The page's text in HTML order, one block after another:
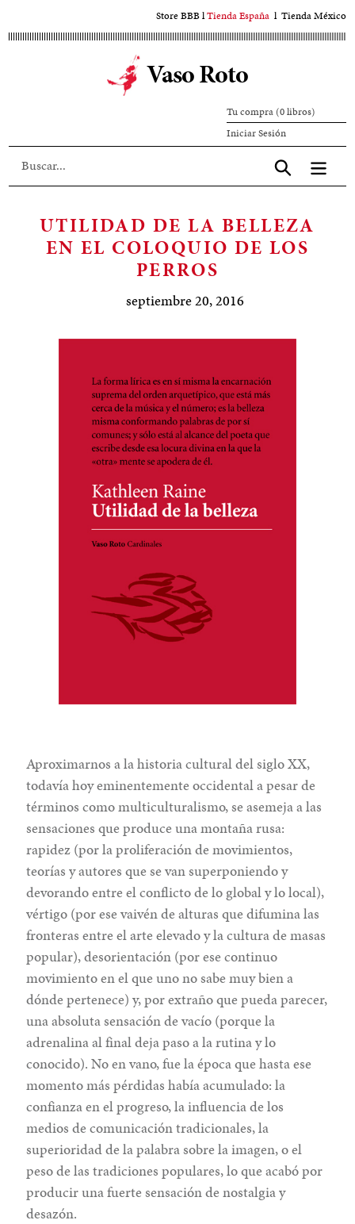
al
Store BBBlTienda España l Tienda México
Vaso Roto
Tu compra (0 libros)
Iniciar SesiónIniciar
sesión
Aceptar
UTILIDAD DE LA BELLEZA
EN EL COLOQUIO DE LOS
PERROS
septiembre 20, 2016
Aproximarnos a la historia cultural del siglo XX,
todavía hoy eminentemente occidental a pesar de
términos como multiculturalismo, se asemeja a las
sensaciones que produce una montaña rusa:
rapidez (por la proliferación de movimientos,
teorías y autores que se van superponiendo y
devorando entre el conflicto de lo global y lo local),
vértigo (por ese vaivén de alturas que difumina las
fronteras entre el arte elevado y la cultura de masas
popular), desorientación (por ese continuo
movimiento en el que uno no sabe muy bien a
dónde pertenece) y, por extraño que pueda parecer,
una absoluta sensación de vacío (porque la
adrenalina al final deja paso a la rutina y lo
conocido). No en vano, fue la época que hasta ese
momento más pérdidas había acumulado: la
confianza en el progreso, la influencia de los
medios de comunicación tradicionales, la
superioridad de la palabra sobre la imagen, o el
peso de las tradiciones populares, lo que acabó por
producir una fuerte sensación de nostalgia y
desazón.